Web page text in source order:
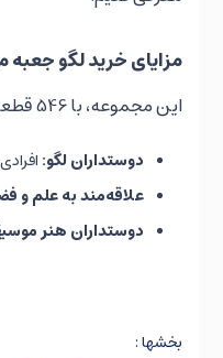
مزایای خرید لگو
این مجموعه، با 546 قطعه، یک تجربه فراگیر از ساخت و خلق در دنیای فضا ارائه می‌دهد. ابعاد این جعبه موسیقی 14.8×13.7×21.3 سانتی‌متر می‌باشد.این محصول برای افرادی مناسب است که:
دوستداران لگو:
علاقه‌مند به علم و
دوستداران هنر
همانطور که در
منحصربه‌فرد و خاطره‌ای
بخشها :